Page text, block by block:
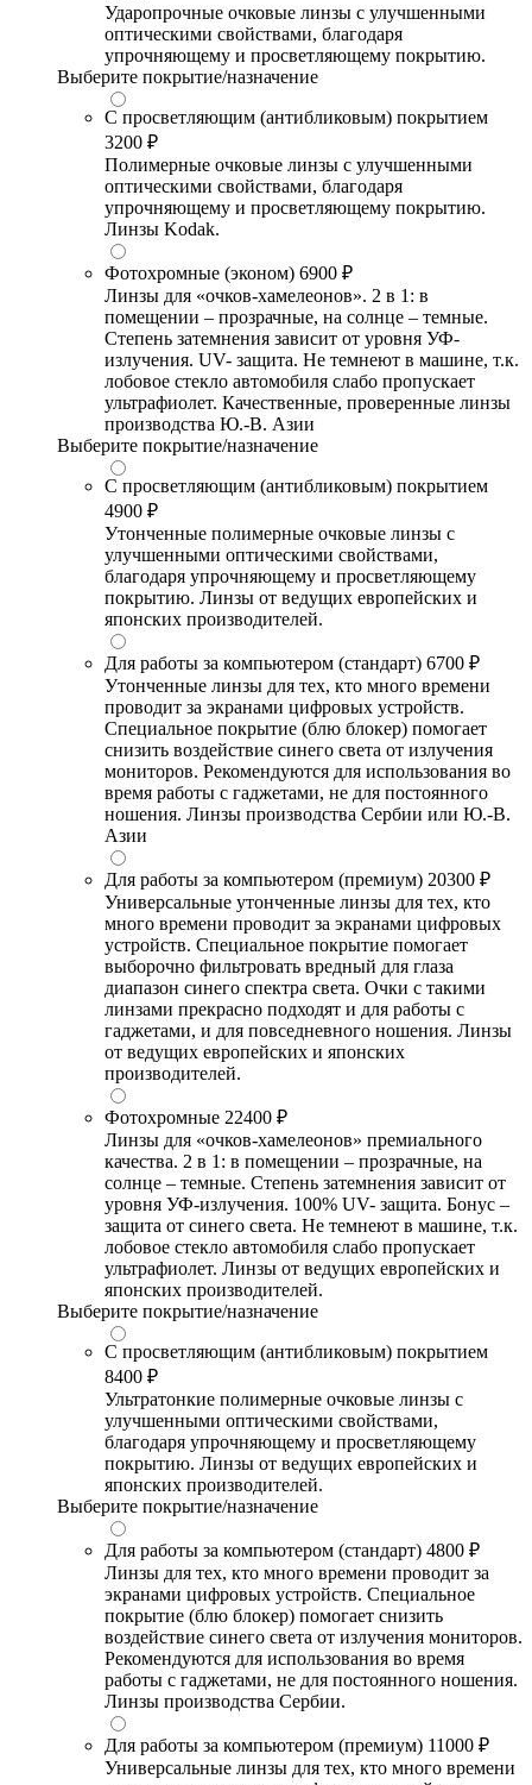
Ударопрочные очковые линзы с улучшенными
оптическими свойствами, благодаря
упрочняющему и просветляющему покрытию.
Выберите покрытие/назначение
С просветляющим (антибликовым) покрытием
3200 ₽
Полимерные очковые линзы с улучшенными
оптическими свойствами, благодаря
упрочняющему и просветляющему покрытию.
Линзы Kodak.
Фотохромные (эконом) 6900 ₽
Линзы для «очков-хамелеонов». 2 в 1: в
помещении – прозрачные, на солнце – темные.
Степень затемнения зависит от уровня УФ-
излучения. UV- защита. Не темнеют в машине, т.к.
лобовое стекло автомобиля слабо пропускает
ультрафиолет. Качественные, проверенные линзы
производства Ю.-В. Азии
Выберите покрытие/назначение
С просветляющим (антибликовым) покрытием
4900 ₽
Утонченные полимерные очковые линзы с
улучшенными оптическими свойствами,
благодаря упрочняющему и просветляющему
покрытию. Линзы от ведущих европейских и
японских производителей.
Для работы за компьютером (стандарт) 6700 ₽
Утонченные линзы для тех, кто много времени
проводит за экранами цифровых устройств.
Специальное покрытие (блю блокер) помогает
снизить воздействие синего света от излучения
мониторов. Рекомендуются для использования во
время работы с гаджетами, не для постоянного
ношения. Линзы производства Сербии или Ю.-В.
Азии
Для работы за компьютером (премиум) 20300 ₽
Универсальные утонченные линзы для тех, кто
много времени проводит за экранами цифровых
устройств. Специальное покрытие помогает
выборочно фильтровать вредный для глаза
диапазон синего спектра света. Очки с такими
линзами прекрасно подходят и для работы с
гаджетами, и для повседневного ношения. Линзы
от ведущих европейских и японских
производителей.
Фотохромные 22400 ₽
Линзы для «очков-хамелеонов» премиального
качества. 2 в 1: в помещении – прозрачные, на
солнце – темные. Степень затемнения зависит от
уровня УФ-излучения. 100% UV- защита. Бонус –
защита от синего света. Не темнеют в машине, т.к.
лобовое стекло автомобиля слабо пропускает
ультрафиолет. Линзы от ведущих европейских и
японских производителей.
Выберите покрытие/назначение
С просветляющим (антибликовым) покрытием
8400 ₽
Ультратонкие полимерные очковые линзы с
улучшенными оптическими свойствами,
благодаря упрочняющему и просветляющему
покрытию. Линзы от ведущих европейских и
японских производителей.
Выберите покрытие/назначение
Для работы за компьютером (стандарт) 4800 ₽
Линзы для тех, кто много времени проводит за
экранами цифровых устройств. Специальное
покрытие (блю блокер) помогает снизить
воздействие синего света от излучения мониторов.
Рекомендуются для использования во время
работы с гаджетами, не для постоянного ношения.
Линзы производства Сербии.
Для работы за компьютером (премиум) 11000 ₽
Универсальные линзы для тех, кто много времени